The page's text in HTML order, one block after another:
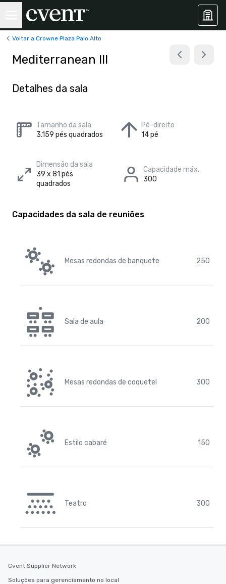
Voltar a Crowne Plaza Palo Alto
Mediterranean III
Detalhes da sala
Tamanho da sala
3.159 pés quadrados
Pé-direito
14 pé
Dimensão da sala
39 x 81 pés
quadrados
Capacidade máx.
300
Capacidades da sala de reuniões
Mesas redondas de banquete 250
Sala de aula 200
Mesas redondas de coquetel 300
Estilo cabaré 150
Teatro 300
Cvent Supplier Network
Soluções para gerenciamento no local